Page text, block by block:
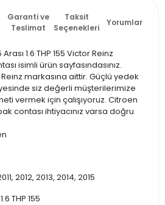
Garanti ve
Teslimat
Taksit
Seçenekleri
Yorumlar
1.6 THP 155 Victor Reinz
isimli ürün sayfasındasınız.
Reinz markasına aittir. Güçlü yedek
siz değerli müşterilerimize
vermek için çalışıyoruz. Citroen
contası ihtiyacınız varsa doğru
2012, 2013, 2014, 2015
THP 155